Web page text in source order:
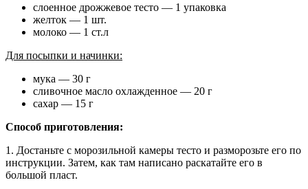
слоенное дрожжевое тесто — 1 упаковка
желток — 1 шт.
молоко — 1 ст.л
Для посыпки и начинки:
мука — 30 г
сливочное масло охлажденное — 20 г
сахар — 15 г
Способ приготовления:
1. Достаньте с морозильной камеры тесто и разморозьте его по
инструкции. Затем, как там написано раскатайте его в
большой пласт.